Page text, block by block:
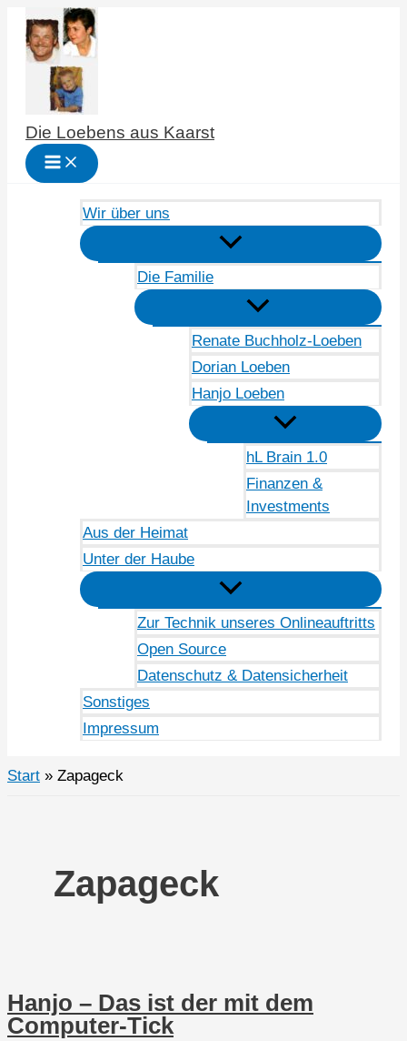
Zum
Inhalt
springen
Die Loebens aus Kaarst
Wir über uns
Die Familie
Renate Buchholz-Loeben
Dorian Loeben
Hanjo Loeben
hL Brain 1.0
Finanzen &
Investments
Aus der Heimat
Unter der Haube
Zur Technik unseres Onlineauftritts
Open Source
Datenschutz & Datensicherheit
Sonstiges
Impressum
Start Zapageck
Zapageck
Hanjo – Das ist der mit dem
Computer-Tick